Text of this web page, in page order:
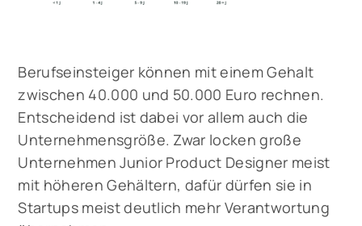
Berufseinsteiger können mit einem Gehalt
zwischen 40.000 und 50.000 Euro rechnen.
Entscheidend ist dabei vor allem auch die
Unternehmensgröße. Zwar locken große
Unternehmen Junior Product Designer meist
mit höheren Gehältern, dafür dürfen sie in
Startups meist deutlich mehr Verantwortung